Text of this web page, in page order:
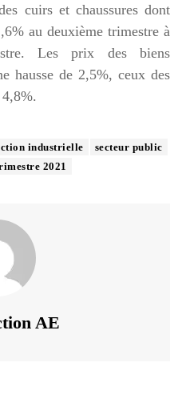
cuirs et chaussures dont
au deuxième trimestre à
Les prix des biens
hausse de 2,5%, ceux des
industrielle
secteur public
2021
AE